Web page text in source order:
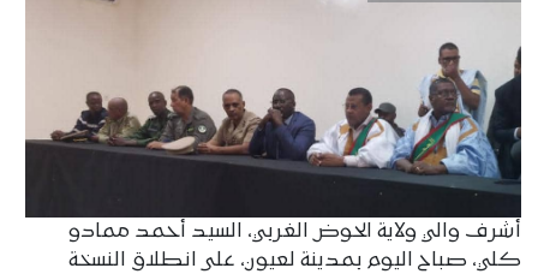
أشرف والي ولاية الحوض الغربي، السيد أحمد ممادو
كلي، صباح اليوم بمدينة لعيون، على انطلاق النسخة